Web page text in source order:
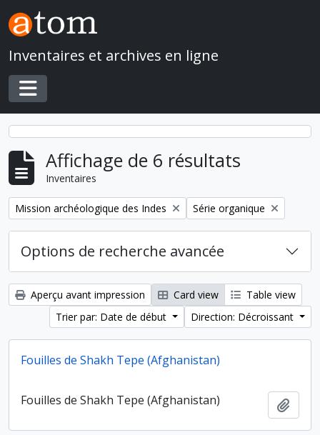
Skip to main content
Inventaires et archives en ligne
Toggle navigation
Affichage de 6 résultats
Inventaires
Remove filter:
Mission archéologique des Indes Remove filter:
Série organique
Options de recherche avancée
Aperçu avant impression Card view
Table view
Trier par: Date de début
Direction: Décroissant
Fouilles de Shakh Tepe (Afghanistan)
Fouilles de Shakh Tepe (Afghanistan)